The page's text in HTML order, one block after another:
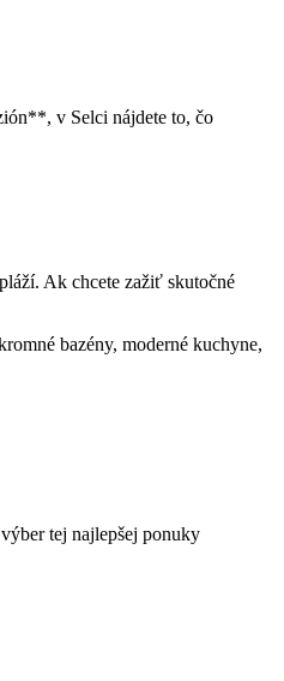
v Selci nájdete to, čo
Ak chcete zažiť skutočné
bazény, moderné kuchyne,
tej najlepšej ponuky